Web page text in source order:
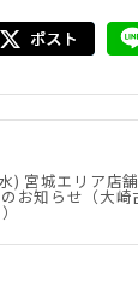
) 宮城エリア店
お知らせ（大